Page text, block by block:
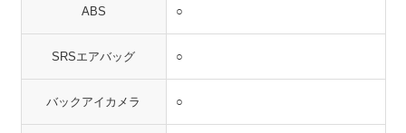
ABS ○
SRSエアバッグ ○
バックアイカメラ ○